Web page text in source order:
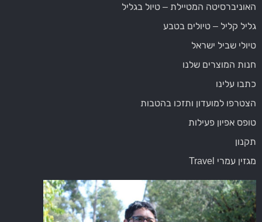
האוניברסיטה המטיילת – טיול בגליל
גליל קליל – טיולים בטבע
טיולי שביל ישראל
חנות המוצרים שלנו
כתבו עלינו
הצטרפו למועדון ותזכו בהטבות
טופס אפיון פעילות
תקנון
מגזין עמרי Travel